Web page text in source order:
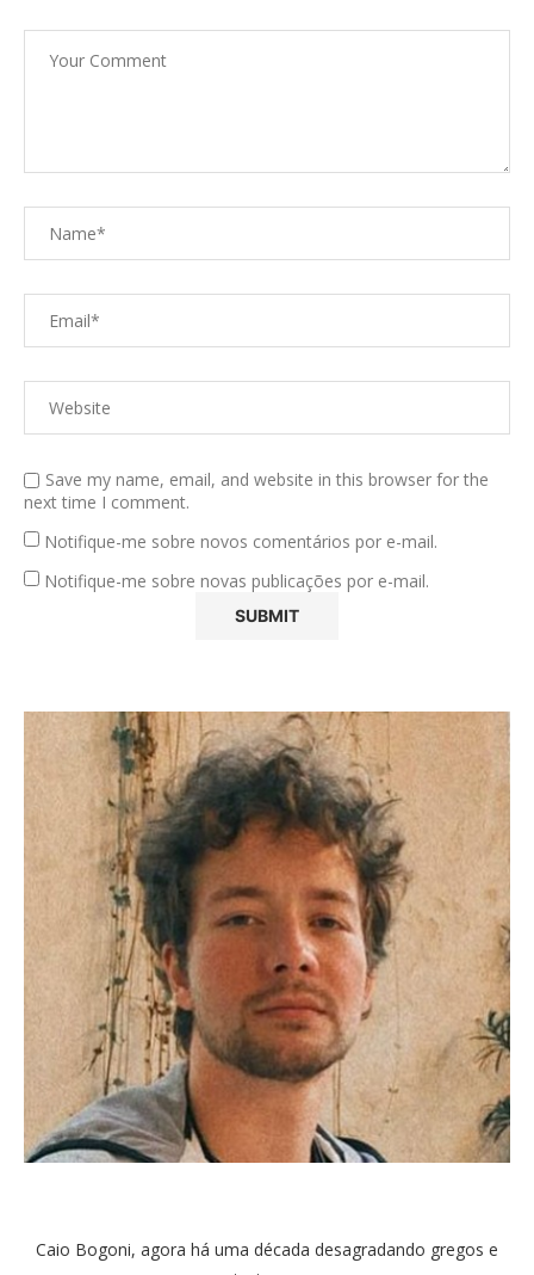
Save my name, email, and website in this browser for the
next time I comment.
Notifique-me sobre novos comentários por e-mail.
Notifique-me sobre novas publicações por e-mail.
Caio Bogoni, agora há uma década desagradando gregos e